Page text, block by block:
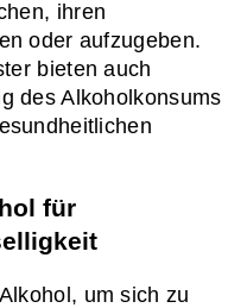
ihren
oder aufzugeben.
bieten auch
des Alkoholkonsums
für
um sich zu